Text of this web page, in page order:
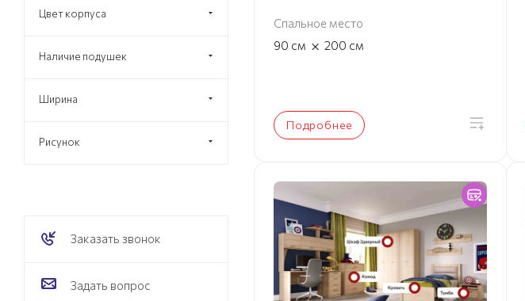
Спальное место
90 см × 200 см
Подробнее
Цвет корпуса
Наличие подушек
Ширина
Рисунок
Заказать звонок
Задать вопрос